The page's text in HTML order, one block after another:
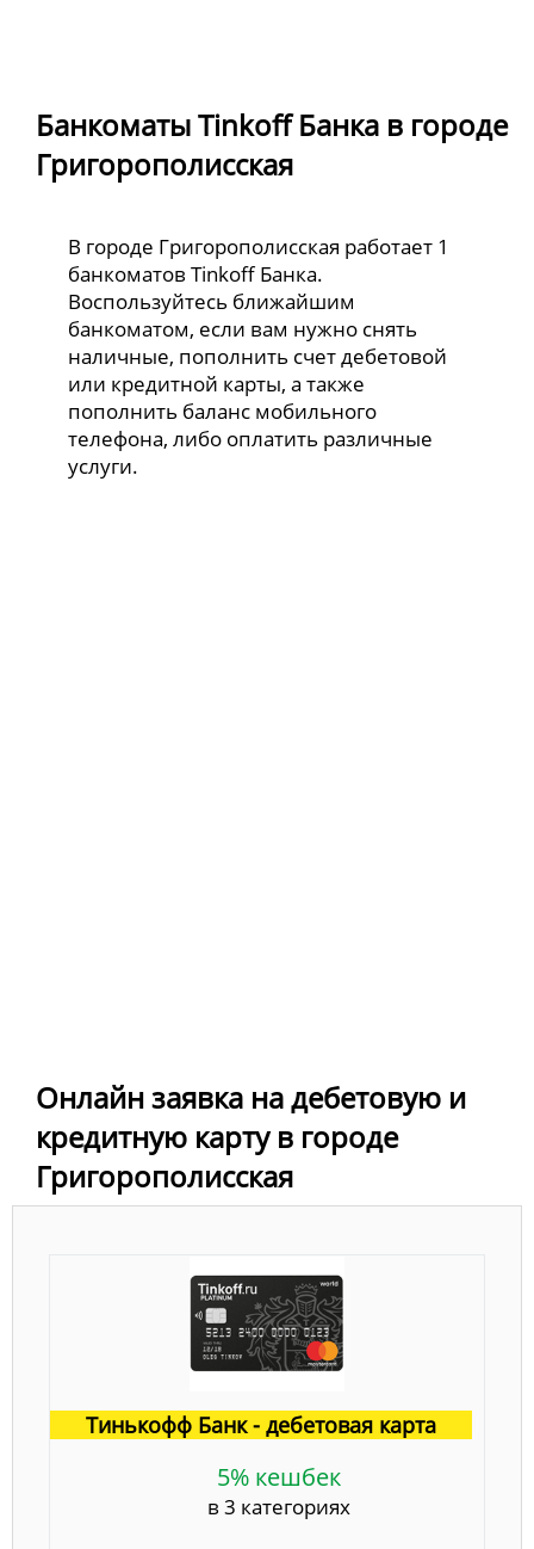
Банкоматы Tinkoff Банка в городе
Григорополисская
В городе Григорополисская работает 1
банкоматов Tinkoff Банка.
Воспользуйтесь ближайшим
банкоматом, если вам нужно снять
наличные, пополнить счет дебетовой
или кредитной карты, а также
пополнить баланс мобильного
телефона, либо оплатить различные
услуги.
Онлайн заявка на дебетовую и
кредитную карту в городе
Григорополисская
Тинькофф Банк - дебетовая карта
5% кешбек
в 3 категориях